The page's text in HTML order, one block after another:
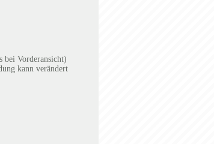
bei Vorderansicht)
kann verändert